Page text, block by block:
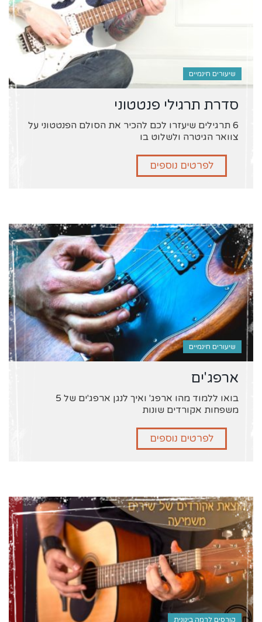
שיעורים חינמיים
סדרת תרגילי פנטטוני
6 תרגילים שיעזרו לכם להכיר את הסולם הפנטטוני על
צוואר הגיטרה ולשלוט בו
לפרטים נוספים
שיעורים חינמיים
ארפג'ים
בואו ללמוד מהו ארפג' ואיך לנגן ארפג'ים של 5
משפחות אקורדים שונות
לפרטים נוספים
קורסים לרמה בינונית